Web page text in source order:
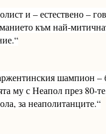
и – естествено –
към най-
шампион –
му с Неапол през 80-
за неаполитанците.“